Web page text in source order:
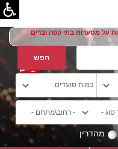
על מסעדות בתי קפה וברים
מהדרין